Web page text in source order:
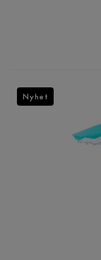
Nyhet